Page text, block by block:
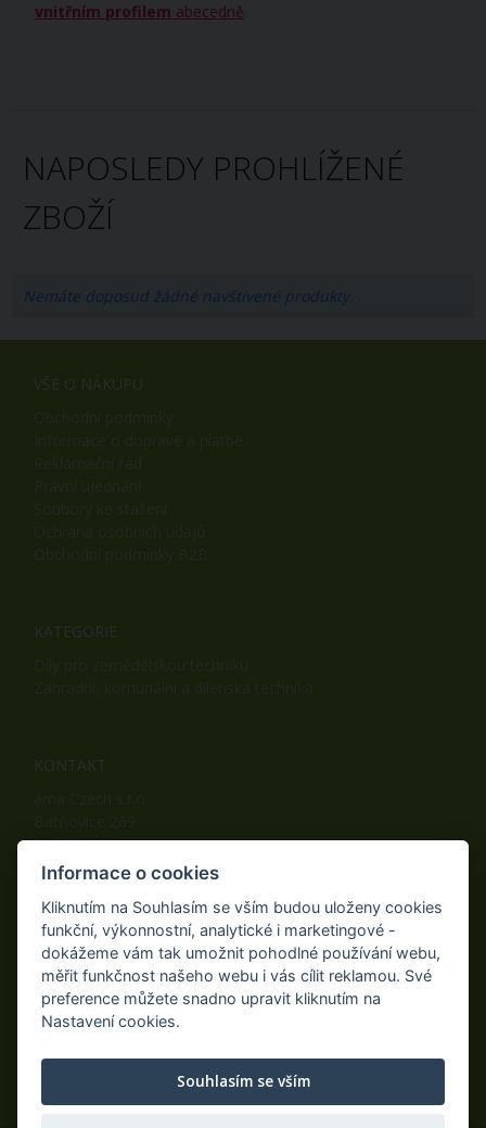
vnitřním profilem abecedně
NAPOSLEDY PROHLÍŽENÉ
ZBOŽÍ
Nemáte doposud žádné navštívené produkty.
VŠE O NÁKUPU
KATEGORIE
KONTAKT
542 32, Úpice
Telefon: +420 498 100 050
Fax: +420 498 100 051
E-mail:info@ama-zahrada.cz
Web:www.ama-zahrada.cz
NAJDETE NÁS TAKÉ NA:
Informace o cookies
Kliknutím na Souhlasím se vším budou uloženy cookies
funkční, výkonnostní, analytické i marketingové -
dokážeme vám tak umožnit pohodlné používání webu,
měřit funkčnost našeho webu i vás cílit reklamou. Své
preference můžete snadno upravit kliknutím na
Nastavení cookies.
Souhlasím se vším